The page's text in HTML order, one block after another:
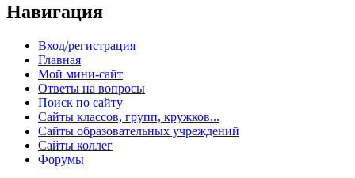
Навигация
Вход/регистрация
Главная
Мой мини-сайт
Ответы на вопросы
Поиск по сайту
Сайты классов, групп, кружков...
Сайты образовательных учреждений
Сайты коллег
Форумы